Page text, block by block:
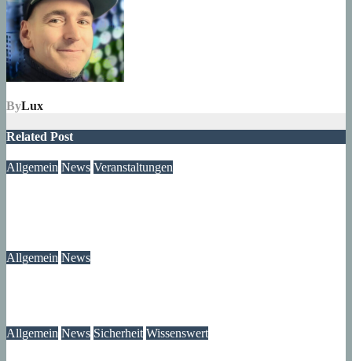
ByLux
Related Post
Allgemein News Veranstaltungen
Allgemein News
Allgemein News Sicherheit Wissenswert